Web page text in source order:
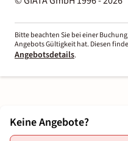
Bitte beachten Sie bei einer
Angebots Gültigkeit hat. Diesen
Angebotsdetails.
Keine Angebote?